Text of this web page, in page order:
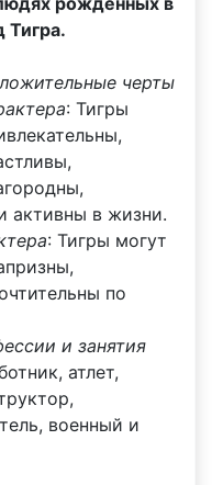
Тигра.
черты
: Тигры
активны в жизни.
: Тигры могут
по
и занятия
атлет,
военный и